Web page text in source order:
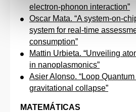
electron-phonon interaction”
Oscar Mata. “A system-on-
system for real-time
consumption”
Mattin Urbieta. “Unveiling
in nanoplasmonics”
Asier Alonso. “Loop
gravitational collapse”
MATEMÁTICAS